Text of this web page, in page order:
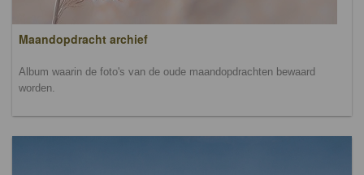
Maandopdracht archief
Album waarin de foto's van de oude maandopdrachten bewaard
worden.